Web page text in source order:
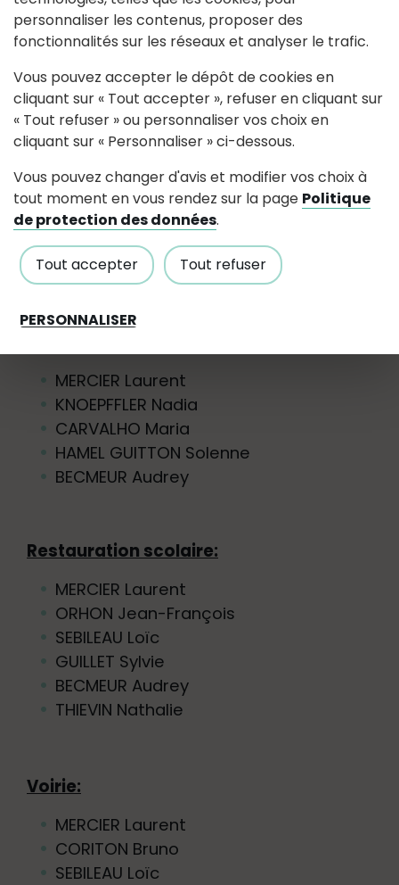
personnaliser les contenus, proposer des
fonctionnalités sur les réseaux et analyser le trafic.
Vous pouvez accepter le dépôt de cookies en
cliquant sur « Tout accepter », refuser en cliquant sur
« Tout refuser » ou personnaliser vos choix en
cliquant sur « Personnaliser » ci-dessous.
Vous pouvez changer d'avis et modifier vos choix à
tout moment en vous rendez sur la page Politique
de protection des données.
Tout accepter Tout refuser
PERSONNALISER
HAMEL GUITTON Solenne
BECMEUR Audrey
BLAIN Denis
Finances:
MERCIER Laurent
ORHON Jean-François
GUILLET Sylvie
LAMBERT Anthony
BLAIN Denis
MERCIER Laurent
KNOEPFFLER Nadia
CARVALHO Maria
HAMEL GUITTON Solenne
BECMEUR Audrey
Restauration scolaire:
MERCIER Laurent
ORHON Jean-François
SEBILEAU Loïc
GUILLET Sylvie
BECMEUR Audrey
THIEVIN Nathalie
Voirie:
MERCIER Laurent
CORITON Bruno
SEBILEAU Loïc